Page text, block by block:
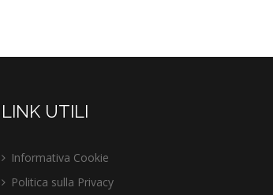
LINK UTILI
Informativa Cookie
Politica sulla Privacy